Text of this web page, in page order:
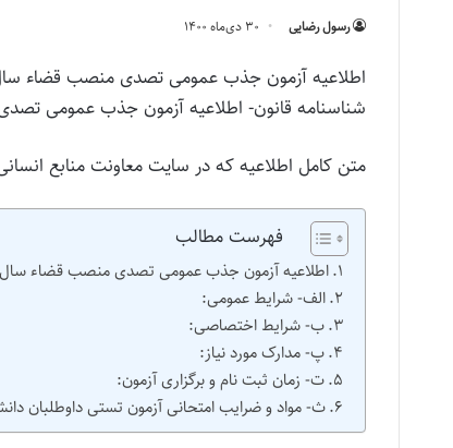
رسول رضایی ۳۰ دی‌ماه ۱۴۰۰
اطلاعیه آزمون جذب عمومی تصدی منصب قضاء سال ۱۴۰۰ (آزمون
شناسنامه قانون- اطلاعیه آزمون جذب عمومی تصدی منصب قضاء سال
متن کامل اطلاعیه که در سایت معاونت منابع
فهرست مطالب
اطلاعیه آزمون جذب عمومی تصدی منصب قضاء سال ۱۴۰۰ (آزمون قضاوت)
الف- شرایط عمومی:
ب- شرایط اختصاصی:
پ- مدارک مورد نیاز:
ت- زمان ثبت نام و برگزاری آزمون:
ث- مواد و ضرایب امتحانی آزمون تستی داوطلبان